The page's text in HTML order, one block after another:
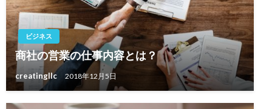
ビジネス
商社の営業の仕事内容とは？
creatingllc 2018年12月5日